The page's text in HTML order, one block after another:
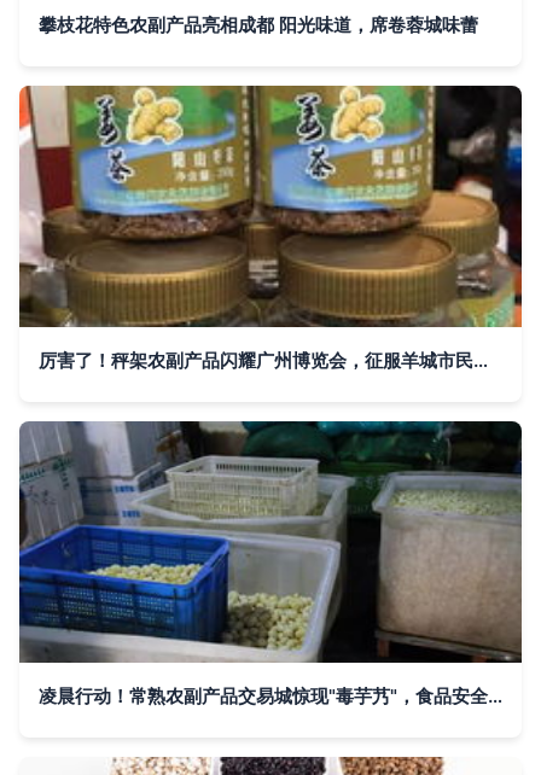
攀枝花特色农副产品亮相成都 阳光味道，席卷蓉城味蕾
厉害了！秤架农副产品闪耀广州博览会，征服羊城市民味蕾
凌晨行动！常熟农副产品交易城惊现"毒芋艿"，食品安全警钟再次敲响